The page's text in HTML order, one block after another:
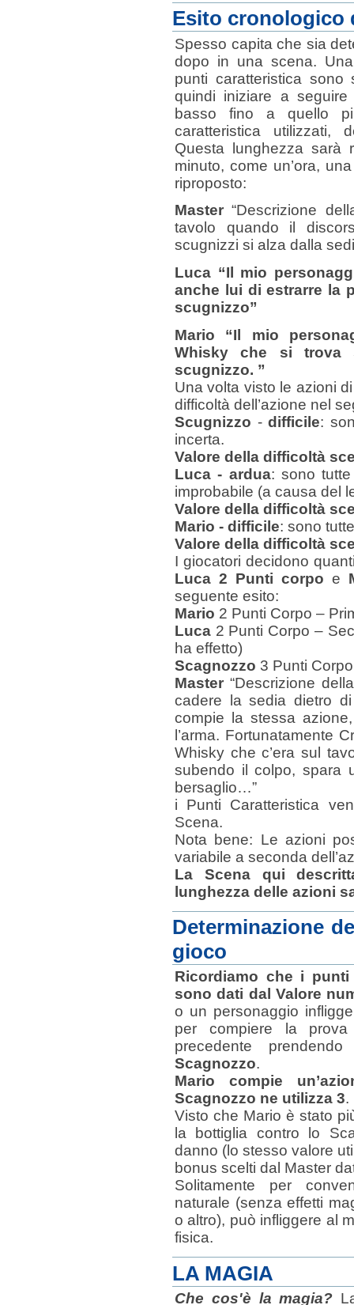
Esito cronologico
Spesso capita che sia
dopo in una scena.
punti caratteristica
quindi iniziare a
basso fino a quello
caratteristica utilizzati,
Questa lunghezza sarà
minuto, come un’ora,
riproposto:
Master “Descrizione
tavolo quando il
scugnizzi si alza dalla
Luca “Il mio
anche lui di estrarre la
scugnizzo”
Mario “Il mio
Whisky che si
scugnizzo. ”
Una volta visto le azioni
difficoltà dell’azione nel
Scugnizzo - difficile:
incerta.
Valore della difficoltà
Luca - ardua: sono
improbabile (a causa del
Valore della difficoltà
Mario - difficile: sono
Valore della difficoltà
I giocatori decidono
Luca 2 Punti corpo e
seguente esito:
Mario 2 Punti Corpo –
Luca 2 Punti Corpo –
ha effetto)
Scagnozzo 3 Punti
Master “Descrizione
cadere la sedia dietro
compie la stessa
l’arma. Fortunatamente
Whisky che c’era sul
subendo il colpo, spara
bersaglio…”
i Punti Caratteristica
Scena.
Nota bene: Le azioni
variabile a seconda
La Scena qui
lunghezza delle azioni
Determinazione
gioco
Ricordiamo che i
sono dati dal Valore
o un personaggio
per compiere la prova
precedente
Scagnozzo.
Mario compie
Scagnozzo ne utilizza 3.
Visto che Mario è stato
la bottiglia contro lo
danno (lo stesso valore
bonus scelti dal Master
Solitamente per
naturale (senza effetti
o altro), può infliggere al
fisica.
LA MAGIA
Che cos'è la magia?